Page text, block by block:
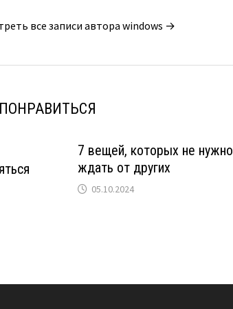
все записи автора windows →
7 вещей, которых не нужно
ждать от других
05.10.2024